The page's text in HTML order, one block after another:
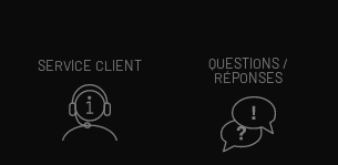
SERVICE CLIENT
QUESTIONS /
RÉPONSES